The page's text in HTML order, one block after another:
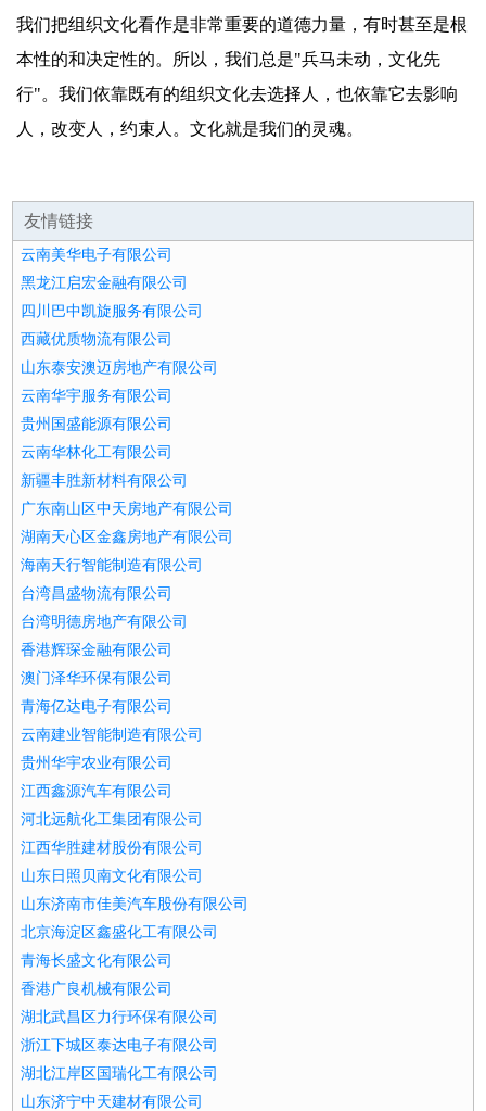
我们把组织文化看作是非常重要的道德力量，有时甚至是根
本性的和决定性的。所以，我们总是"兵马未动，文化先
行"。我们依靠既有的组织文化去选择人，也依靠它去影响
人，改变人，约束人。文化就是我们的灵魂。
友情链接
云南美华电子有限公司
黑龙江启宏金融有限公司
四川巴中凯旋服务有限公司
西藏优质物流有限公司
山东泰安澳迈房地产有限公司
云南华宇服务有限公司
贵州国盛能源有限公司
云南华林化工有限公司
新疆丰胜新材料有限公司
广东南山区中天房地产有限公司
湖南天心区金鑫房地产有限公司
海南天行智能制造有限公司
台湾昌盛物流有限公司
台湾明德房地产有限公司
香港辉琛金融有限公司
澳门泽华环保有限公司
青海亿达电子有限公司
云南建业智能制造有限公司
贵州华宇农业有限公司
江西鑫源汽车有限公司
河北远航化工集团有限公司
江西华胜建材股份有限公司
山东日照贝南文化有限公司
山东济南市佳美汽车股份有限公司
北京海淀区鑫盛化工有限公司
青海长盛文化有限公司
香港广良机械有限公司
湖北武昌区力行环保有限公司
浙江下城区泰达电子有限公司
湖北江岸区国瑞化工有限公司
山东济宁中天建材有限公司